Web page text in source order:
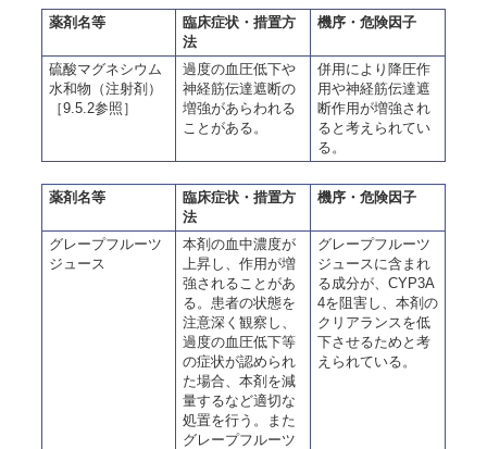
薬剤名等
臨床症状・措置方
法
機序・危険因子
硫酸マグネシウム
水和物（注射剤）
［9.5.2参照］
過度の血圧低下や
神経筋伝達遮断の
増強があらわれる
ことがある。
併用により降圧作
用や神経筋伝達遮
断作用が増強され
ると考えられてい
る。
薬剤名等
臨床症状・措置方
法
機序・危険因子
グレープフルーツ
ジュース
本剤の血中濃度が
上昇し、作用が増
強されることがあ
る。患者の状態を
注意深く観察し、
過度の血圧低下等
の症状が認められ
た場合、本剤を減
量するなど適切な
処置を行う。また
グレープフルーツ
グレープフルーツ
ジュースに含まれ
る成分が、CYP3A
4を阻害し、本剤の
クリアランスを低
下させるためと考
えられている。